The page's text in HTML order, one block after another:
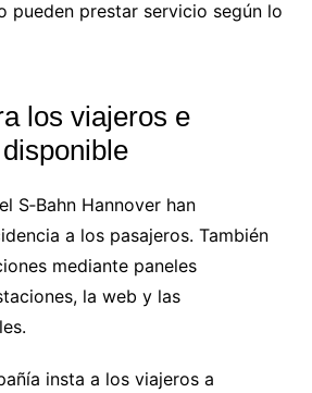
pueden prestar servicio según lo
los viajeros e
S‑Bahn Hannover han
a los pasajeros. También
mediante paneles
la web y las
insta a los viajeros a